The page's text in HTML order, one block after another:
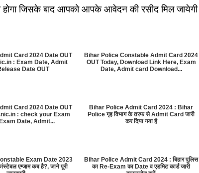
जिसके बाद आपको आपके आवेदन की रसीद मिल जायेगी
Card 2024 Date OUT
: Exam Date, Admit
Date OUT
Bihar Police Constable Admit Card 2024
OUT Today, Download Link Here, Exam
Date, Admit card Download...
Card 2024 Date OUT
: check your Exam
Date, Admit...
Bihar Police Admit Card 2024 : Bihar
Police गृह विभाग के तरफ से Admit Card जारी
कर दिया गया है
Exam Date 2023
एग्जाम कब है?, जाने पूरी
Bihar Police Admit Card 2024 : बिहार पुलिस
का Re-Exam का Date व एडमिट कार्ड जारी